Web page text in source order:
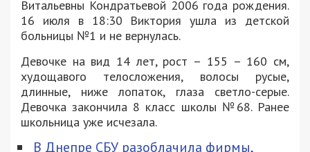
Витальевны Кондратьевой 2006 года рождения.
16 июля в 18:30 Виктория ушла из детской
больницы №1 и не вернулась.
Девочке на вид 14 лет, рост – 155 – 160 см,
худощавого телосложения, волосы русые,
длинные, ниже лопаток, глаза светло-серые.
Девочка закончила 8 класс школы №68. Ранее
школьница уже исчезала.
В Днепре СБУ разоблачила фирмы,